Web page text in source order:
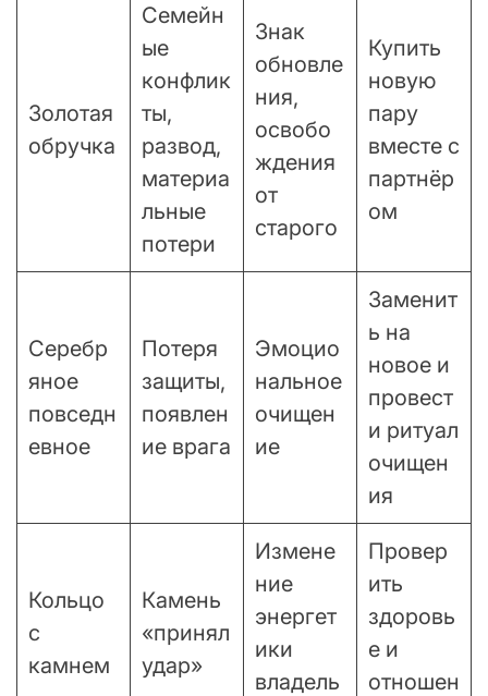
Золотая
обручка
Семейн
ые
конфлик
ты,
развод,
материа
льные
потери
Знак
обновле
ния,
освобо
ждения
от
старого
Купить
новую
пару
вместе с
партнёр
ом
Серебр
яное
повседн
евное
Потеря
защиты,
появлен
ие врага
Эмоцио
нальное
очищен
ие
Заменит
ь на
новое и
провест
и ритуал
очищен
ия
Кольцо
с
камнем
Камень
«принял
удар»
Измене
ние
энергет
ики
владель
Провер
ить
здоровь
е и
отношен